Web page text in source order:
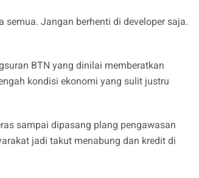
semua. Jangan berhenti di developer saja.
BTN yang dinilai memberatkan
kondisi ekonomi yang sulit justru
sampai dipasang plang pengawasan
jadi takut menabung dan kredit di